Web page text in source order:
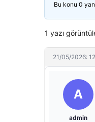
Bu konu 0
1 yazı
21/05/2026:
A
admin